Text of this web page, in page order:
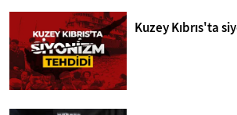
Kuzey Kıbrıs'ta